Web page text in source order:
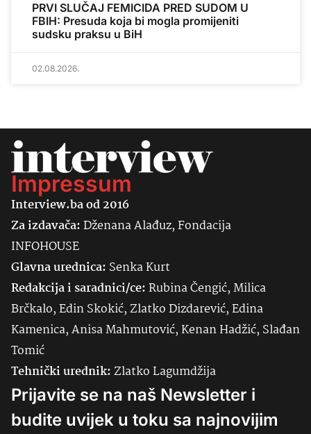
PRVI SLUČAJ FEMICIDA PRED SUDOM U
FBIH: Presuda koja bi mogla promijeniti
sudsku praksu u BiH
02.08.2026.
Impressum
Interview.ba od 2016
Za izdavača:Dženana Alađuz, Fondacija
INFOHOUSE
Glavna urednica: SenkaKurt
Redakcija i saradnici/ce:Rubina Čengić, Milica
Brčkalo, Edin Skokić, Zlatko Dizdarević, Edina
Kamenica, Anisa Mahmutović, Kenan Hadžić, Slađan
Tomić
Tehnički urednik:Zlatko Lagumdžija
Prijavite se na naš Newsletter i
budite uvijek u toku sa najnovijim